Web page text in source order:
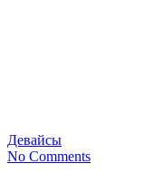
Девайсы
No Comments